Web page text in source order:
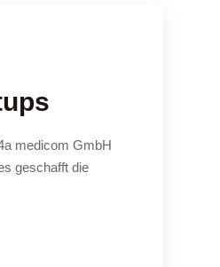
medicom GmbH
geschafft die